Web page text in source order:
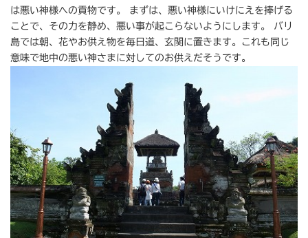
は悪い神様への貢物です。 まずは、悪い神様にいけにえを捧げる
ことで、その力を静め、悪い事が起こらないようにします。 バリ
島では朝、花やお供え物を毎日道、玄関に置きます。これも同じ
意味で地中の悪い神さまに対してのお供えだそうです。